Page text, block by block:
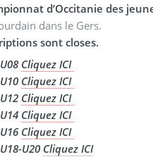
d’Occitanie des
dans le Gers.
sont closes.
Cliquez ICI
Cliquez ICI
Cliquez ICI
Cliquez ICI
Cliquez ICI
U20 Cliquez ICI